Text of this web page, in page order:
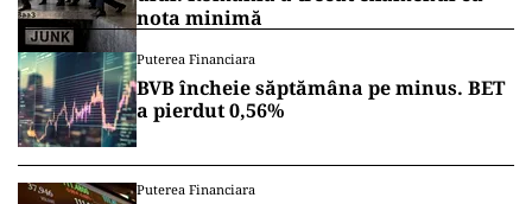
nota minimă
Puterea Financiara
BVB încheie săptămâna pe minus. BET
a pierdut 0,56%
Puterea Financiara